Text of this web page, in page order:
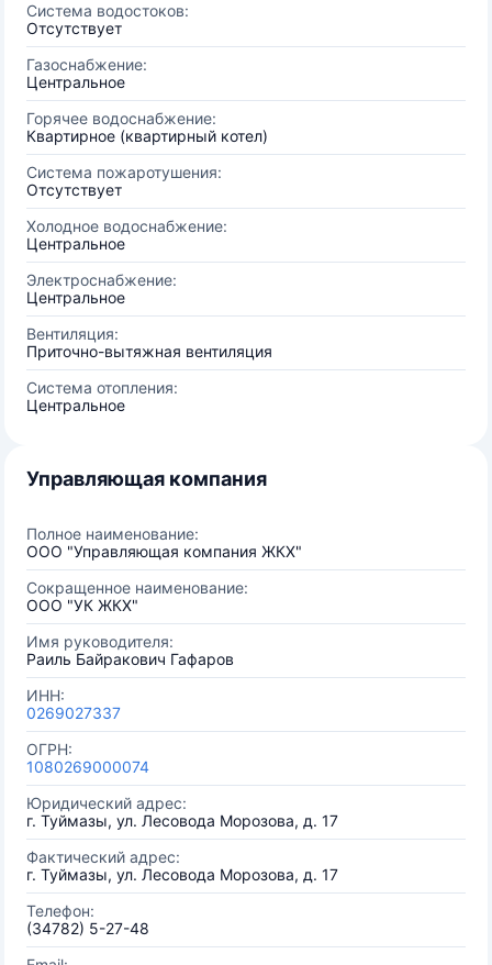
Система водостоков:
Отсутствует
Газоснабжение:
Центральное
Горячее водоснабжение:
Квартирное (квартирный котел)
Система пожаротушения:
Отсутствует
Холодное водоснабжение:
Центральное
Электроснабжение:
Центральное
Вентиляция:
Приточно-вытяжная вентиляция
Система отопления:
Центральное
Управляющая компания
Полное наименование:
ООО "Управляющая компания ЖКХ"
Сокращенное наименование:
ООО "УК ЖКХ"
Имя руководителя:
Раиль Байракович Гафаров
ИНН:
0269027337
ОГРН:
1080269000074
Юридический адрес:
г. Туймазы, ул. Лесовода Морозова, д. 17
Фактический адрес:
г. Туймазы, ул. Лесовода Морозова, д. 17
Телефон:
(34782) 5-27-48